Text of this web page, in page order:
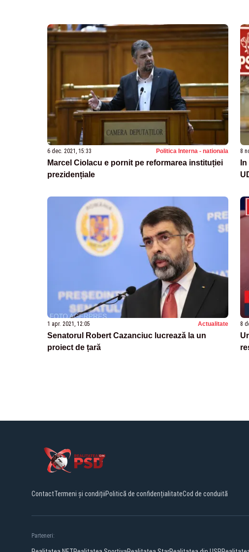
6 dec. 2021, 15:33 Politica Interna - nationala
Marcel Ciolacu e pornit pe reformarea instituției
prezidențiale
8
1 apr. 2021, 12:05 Actualitate
Senatorul Robert Cazanciuc lucrează la un
proiect de țară
8
ContactTermeni și condițiiPolitică de confidențialitateCod de conduită
Parteneri: